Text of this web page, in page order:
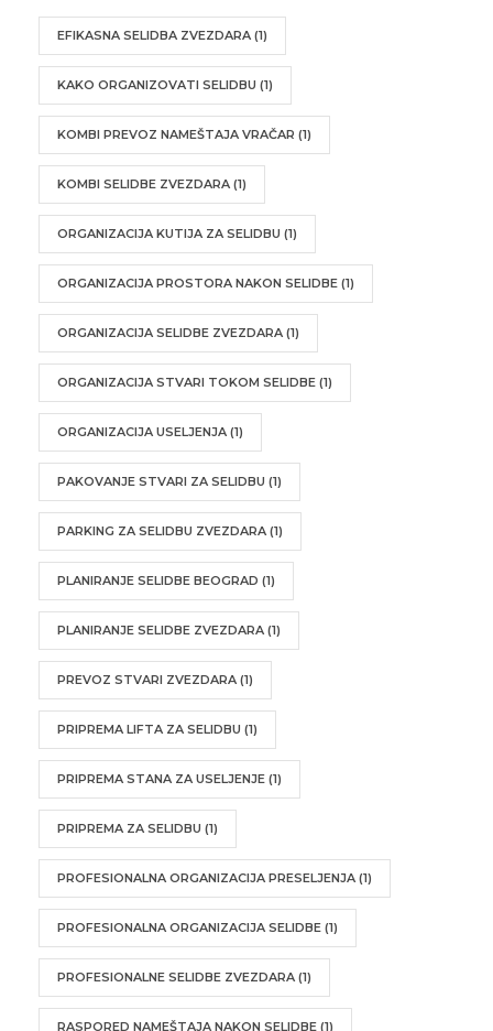
EFIKASNA SELIDBA ZVEZDARA (1)
KAKO ORGANIZOVATI SELIDBU (1)
KOMBI PREVOZ NAMEŠTAJA VRAČAR (1)
KOMBI SELIDBE ZVEZDARA (1)
ORGANIZACIJA KUTIJA ZA SELIDBU (1)
ORGANIZACIJA PROSTORA NAKON SELIDBE (1)
ORGANIZACIJA SELIDBE ZVEZDARA (1)
ORGANIZACIJA STVARI TOKOM SELIDBE (1)
ORGANIZACIJA USELJENJA (1)
PAKOVANJE STVARI ZA SELIDBU (1)
PARKING ZA SELIDBU ZVEZDARA (1)
PLANIRANJE SELIDBE BEOGRAD (1)
PLANIRANJE SELIDBE ZVEZDARA (1)
PREVOZ STVARI ZVEZDARA (1)
PRIPREMA LIFTA ZA SELIDBU (1)
PRIPREMA STANA ZA USELJENJE (1)
PRIPREMA ZA SELIDBU (1)
PROFESIONALNA ORGANIZACIJA PRESELJENJA (1)
PROFESIONALNA ORGANIZACIJA SELIDBE (1)
PROFESIONALNE SELIDBE ZVEZDARA (1)
RASPORED NAMEŠTAJA NAKON SELIDBE (1)